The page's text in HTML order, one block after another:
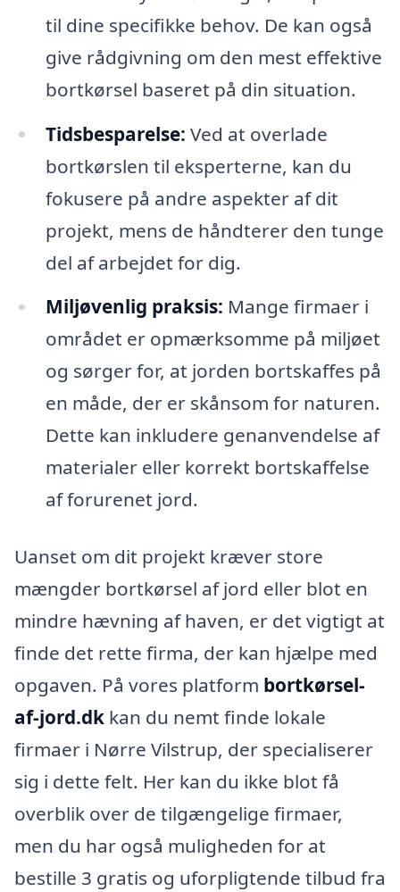
til dine specifikke behov. De kan også
give rådgivning om den mest effektive
bortkørsel baseret på din situation.
Tidsbesparelse: Ved at overlade
bortkørslen til eksperterne, kan du
fokusere på andre aspekter af dit
projekt, mens de håndterer den tunge
del af arbejdet for dig.
Miljøvenlig praksis: Mange firmaer i
området er opmærksomme på miljøet
og sørger for, at jorden bortskaffes på
en måde, der er skånsom for naturen.
Dette kan inkludere genanvendelse af
materialer eller korrekt bortskaffelse
af forurenet jord.
Uanset om dit projekt kræver store
mængder bortkørsel af jord eller blot en
mindre hævning af haven, er det vigtigt at
finde det rette firma, der kan hjælpe med
opgaven. På vores platform bortkørsel-
af-jord.dk kan du nemt finde lokale
firmaer i Nørre Vilstrup, der specialiserer
sig i dette felt. Her kan du ikke blot få
overblik over de tilgængelige firmaer,
men du har også muligheden for at
bestille 3 gratis og uforpligtende tilbud fra